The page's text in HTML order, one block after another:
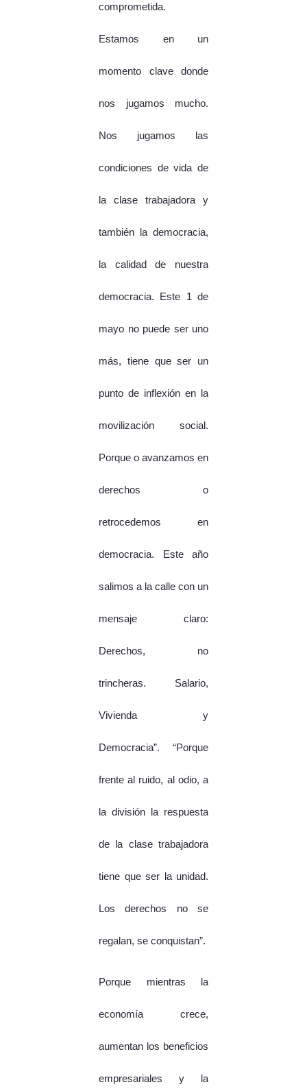
comprometida.
Estamos en un
momento clave donde
nos jugamos mucho.
Nos jugamos las
condiciones de vida de
la clase trabajadora y
también la democracia,
la calidad de nuestra
democracia. Este 1 de
mayo no puede ser uno
más, tiene que ser un
punto de inflexión en la
movilización social.
Porque o avanzamos en
derechos o
retrocedemos en
democracia. Este año
salimos a la calle con un
mensaje claro:
Derechos, no
trincheras. Salario,
Vivienda y
Democracia”. “Porque
frente al ruido, al odio, a
la división la respuesta
de la clase trabajadora
tiene que ser la unidad.
Los derechos no se
regalan, se conquistan”.
Porque mientras la
economía crece,
aumentan los beneficios
empresariales y la